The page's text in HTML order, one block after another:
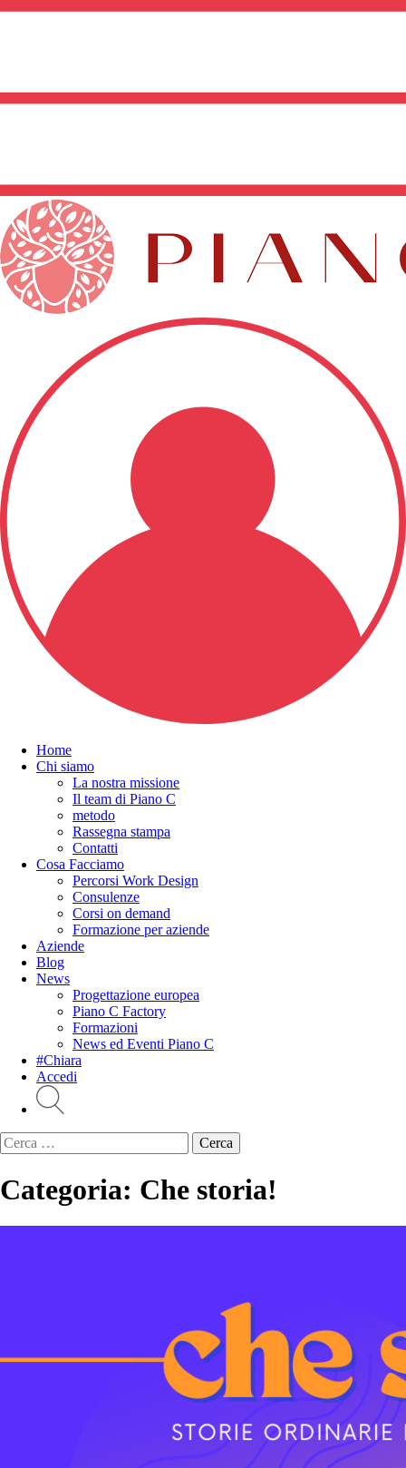
Home
Chi siamo
La nostra missione
Il team di Piano C
metodo
Rassegna stampa
Contatti
Cosa Facciamo
Percorsi Work Design
Consulenze
Corsi on demand
Formazione per aziende
Aziende
Blog
News
Progettazione europea
Piano C Factory
Formazioni
News ed Eventi Piano C
#Chiara
Accedi
Ricerca
per:
Categoria: Che storia!